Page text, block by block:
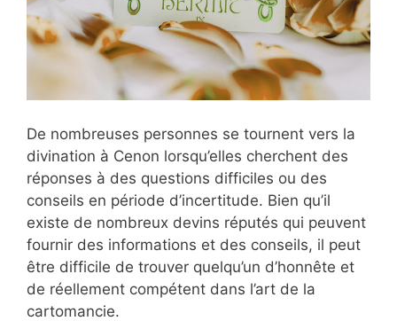
De nombreuses personnes se tournent vers la
divination à Cenon lorsqu’elles cherchent des
réponses à des questions difficiles ou des
conseils en période d’incertitude. Bien qu’il
existe de nombreux devins réputés qui peuvent
fournir des informations et des conseils, il peut
être difficile de trouver quelqu’un d’honnête et
de réellement compétent dans l’art de la
cartomancie.